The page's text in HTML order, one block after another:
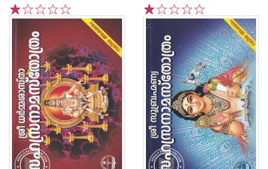
5
4
3
2
1 5
4
3
2
1